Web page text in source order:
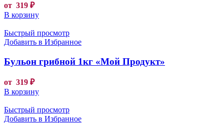
от 319 ₽
В корзину
Быстрый просмотр
Добавить в Избранное
Бульон грибной 1кг «Мой Продукт»
от 319 ₽
В корзину
Быстрый просмотр
Добавить в Избранное